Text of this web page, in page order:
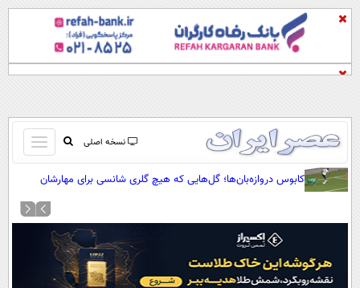
نسخه اصلی
باز
و
کردن
منو
صفحه اول
آرشیو
نظرسنجی
آب و هوا
کابوس دروازه‌بان‌ها؛ گل‌هایی که هیچ گلری شانسی برای مهارشان